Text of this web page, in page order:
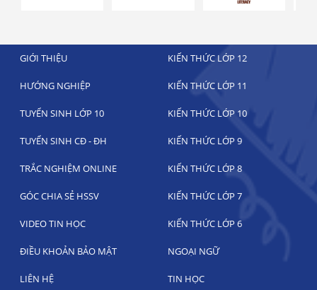
GIỚI THIỆU KIẾN THỨC LỚP 12
HƯỚNG NGHIỆP KIẾN THỨC LỚP 11
TUYỂN SINH LỚP 10 KIẾN THỨC LỚP 10
TUYỂN SINH CĐ - ĐH KIẾN THỨC LỚP 9
TRẮC NGHIỆM ONLINE KIẾN THỨC LỚP 8
GÓC CHIA SẺ HSSV KIẾN THỨC LỚP 7
VIDEO TIN HỌC KIẾN THỨC LỚP 6
ĐIỀU KHOẢN BẢO MẬT NGOẠI NGỮ
LIÊN HỆ TIN HỌC